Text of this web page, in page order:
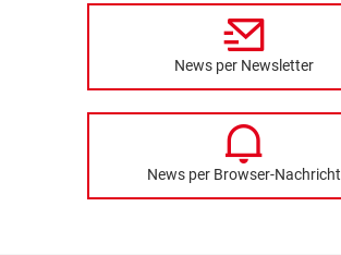
News per Newsletter
News per Browser-Nachricht